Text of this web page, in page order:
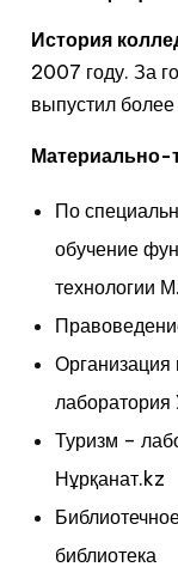
История
2007 году. За
выпустил
Материально-
По
обучение
технологии
Организация
Туризм –
Нұрқанат.kz
библиотека